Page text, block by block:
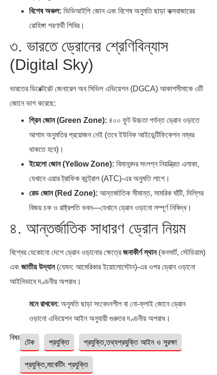
বিশেষ অঞ্চল: ভিভিআইপি জোন এবং বিশেষ অনুমতি ছাড়া কক্সবাজারের
রোহিঙ্গা শরণার্থী শিবির।
৩. ভারতে ড্রোনের শ্রেণিবিন্যাস
(Digital Sky)
ভারতের ডিরেক্টরেট জেনারেল অব সিভিল এভিয়েশন (DGCA) আকাশসীমাকে ৩টি
জোনে ভাগ করেছে:
গ্রিন জোন (Green Zone): ৪০০ ফুট উচ্চতা পর্যন্ত ড্রোন ওড়াতে
আগাম অনুমতির প্রয়োজন নেই (তবে ইউনিক আইডেন্টিফিকেশন নম্বর
থাকতে হবে)।
ইয়েলো জোন (Yellow Zone): বিমানবন্দর সংলগ্ন নিয়ন্ত্রিত এলাকা,
যেখানে এয়ার ট্রাফিক কন্ট্রোল (ATC)-এর অনুমতি লাগে।
রেড জোন (Red Zone): আন্তর্জাতিক সীমান্ত, সামরিক ঘাঁটি, দিল্লির
বিজয় চক ও রাষ্ট্রপতি ভবন—যেখানে ড্রোন ওড়ানো সম্পূর্ণ নিষিদ্ধ।
৪. আন্তর্জাতিক সাধারণ ড্রোন নিয়ম
বিশ্বের যেকোনো দেশে ড্রোন ওড়ানোর ক্ষেত্রেজনাকীর্ণ স্থান(কনসার্ট, স্টেডিয়াম)
এবং জাতীয় উদ্যান(যেমন: আমেরিকার ইয়োলোস্টোন)-এর ওপর ড্রোন ওড়ানো
আইনিভাবে দণ্ডনীয় অপরাধ।
মনে রাখবেন: অনুমতি ছাড়া সংবেদনশীল বা নো-ফ্লাই জোনে ড্রোন
ওড়ানো এভিয়েশন আইন অনুযায়ী গুরুতর দণ্ডনীয় অপরাধ।
বিষয়ঃ টেক প্রযুক্তি প্রযুক্তি,তথ্যপ্রযুক্তি আইন ও সুরক্ষা
প্রযুক্তি,মার্কেটিং প্রযুক্তি